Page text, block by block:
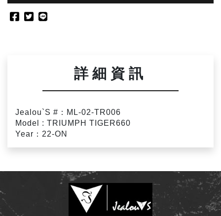
詳細資訊
Jealou`S #：ML-02-TR006
Model : TRIUMPH TIGER660
Year：22-ON